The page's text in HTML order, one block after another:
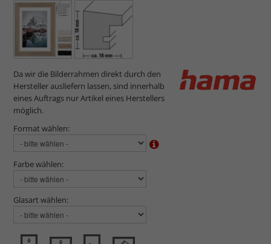
Da wir die Bilderrahmen direkt durch den
Hersteller ausliefern lassen, sind innerhalb
eines Auftrags nur Artikel eines Herstellers
möglich.
Format wählen:
Farbe wählen:
Glasart wählen: